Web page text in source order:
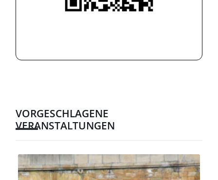
VORGESCHLAGENE
VERANSTALTUNGEN